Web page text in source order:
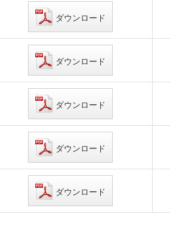
ダウンロード
ダウンロード
ダウンロード
ダウンロード
ダウンロード